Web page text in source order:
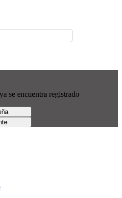
se encuentra registrado